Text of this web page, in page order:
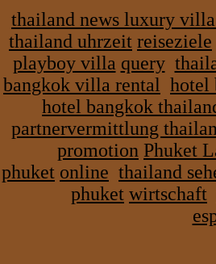
thailand news luxury
thailand uhrzeit reiseziele
playboy villa query
bangkok villa rental hotel
hotel bangkok
partnervermittlung
promotion Phuket
phuket online thailand
phuket wirtschaft